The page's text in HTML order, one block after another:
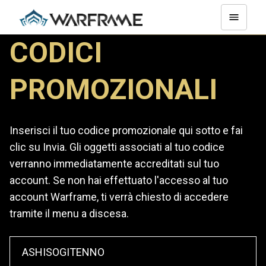
CODICI
PROMOZIONALI
Inserisci il tuo codice promozionale qui sotto e fai
clic su Invia. Gli oggetti associati al tuo codice
verranno immediatamente accreditati sul tuo
account. Se non hai effettuato l'accesso al tuo
account Warframe, ti verrà chiesto di accedere
tramite il menu a discesa.